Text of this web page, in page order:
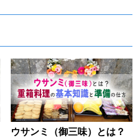
ウサンミ（御三味）とは？